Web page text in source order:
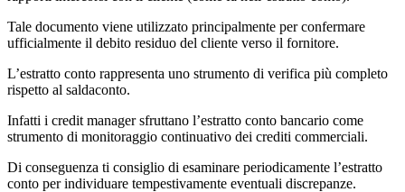
Tale documento viene utilizzato principalmente per confermare
ufficialmente il debito residuo del cliente verso il fornitore.
L’estratto conto rappresenta uno strumento di verifica più completo
rispetto al saldaconto.
Infatti i credit manager sfruttano l’estratto conto bancario come
strumento di monitoraggio continuativo dei crediti commerciali.
Di conseguenza ti consiglio di esaminare periodicamente l’estratto
conto per individuare tempestivamente eventuali discrepanze.